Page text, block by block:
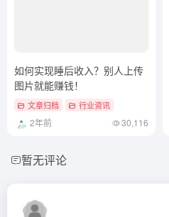
如何实现睡后收入？别人上传
图片就能赚钱！
文章归档 行业资讯
2年前 30,116
暂无评论